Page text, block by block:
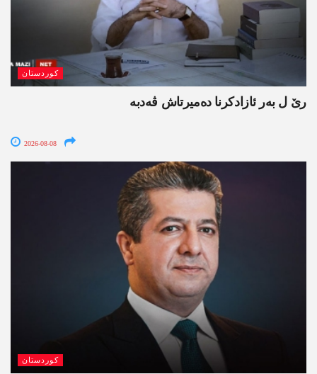
کوردستان
رێ ل بەر ئازادکرنا دەمیرتاش ڤەدبە
2026-08-08
کوردستان